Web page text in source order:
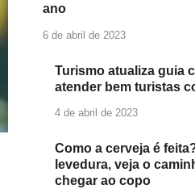
ano
6 de abril de 2023
Turismo atualiza guia
atender bem turistas
4 de abril de 2023
Como a cerveja é
levedura, veja o
chegar ao copo